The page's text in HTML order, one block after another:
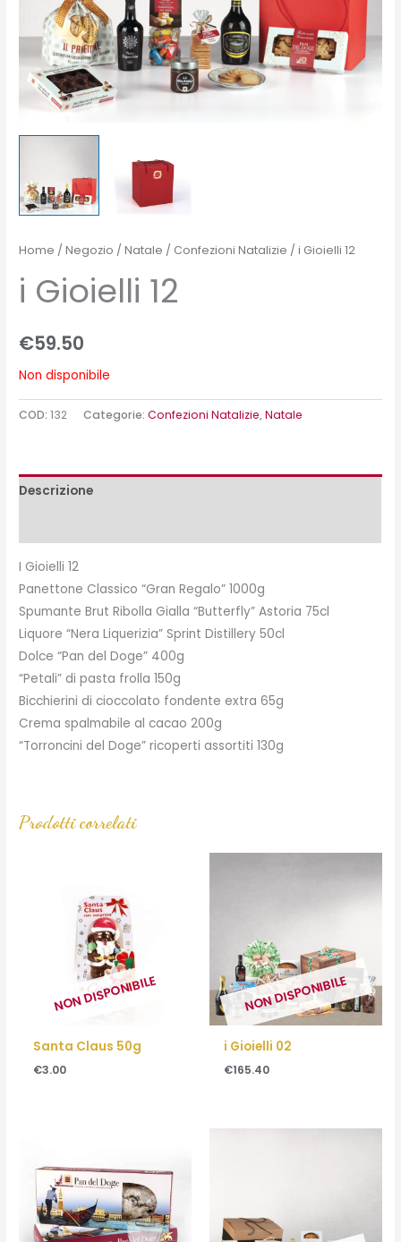
Home /Negozio /Natale / Confezioni Natalizie / i Gioielli 12
i Gioielli 12
€59.50
Non disponibile
COD:132 Categorie:Confezioni Natalizie,Natale
Descrizione
I Gioielli 12
Panettone Classico “Gran Regalo” 1000g
Spumante Brut Ribolla Gialla “Butterfly” Astoria 75cl
Liquore “Nera Liquerizia” Sprint Distillery 50cl
Dolce “Pan del Doge” 400g
“Petali” di pasta frolla 150g
Bicchierini di cioccolato fondente extra 65g
Crema spalmabile al cacao 200g
“Torroncini del Doge” ricoperti assortiti 130g
Prodotti correlati
NON DISPONIBILE
Santa Claus 50g
€3.00
NON DISPONIBILE
i Gioielli 02
€165.40